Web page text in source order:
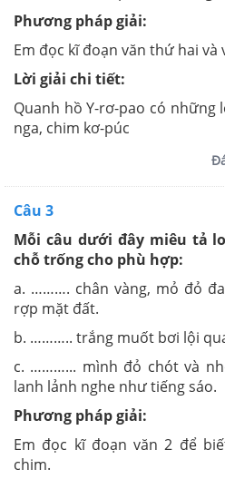
Phương pháp giải:
Em đọc kĩ đoạn văn thứ hai
Lời giải chi tiết:
Quanh hồ Y-rơ-pao có những
nga, chim kơ-púc
Câu 3
Mỗi câu dưới đây miêu tả
chỗ trống cho phù hợp:
a. ………. chân vàng, mỏ đỏ
rợp mặt đất.
b. ……….. trắng muốt bơi lội
c. ………... mình đỏ chót và
lanh lảnh nghe như tiếng sáo.
Phương pháp giải:
Em đọc kĩ đoạn văn 2 để
chim.